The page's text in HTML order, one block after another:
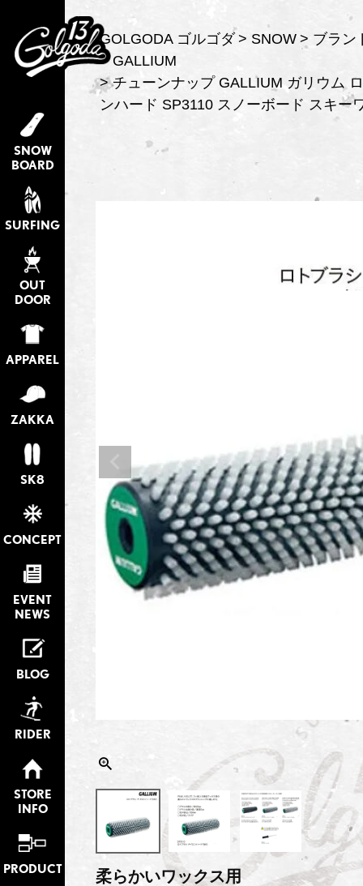
SNOW
BOARD
SURFING
OUT
DOOR
APPAREL
ZAKKA
SK8
CONCEPT
EVENT
NEWS
BLOG
RIDER
STORE
INFO
PRODUCT
GOLGODA ゴルゴダ SNOW
ブラン
GALLIUM
チューンナップ GALLIUM ガリウム
ンハード SP3110 スノーボード スキー
柔らかいワックス用